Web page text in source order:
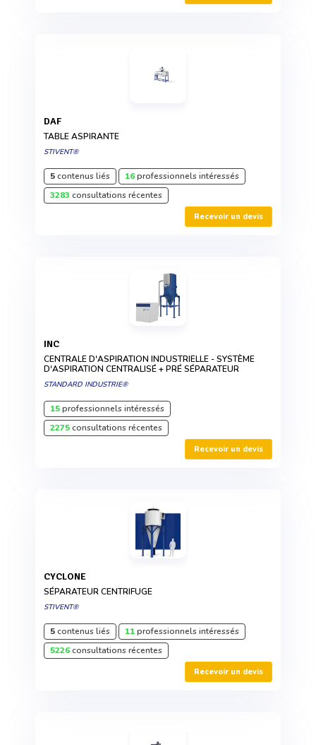
DAF
TABLE ASPIRANTE
STIVENT®
5contenus liés 16professionnels intéressés
3283 consultations récentes
Recevoir un devis
INC
CENTRALE D'ASPIRATION INDUSTRIELLE - SYSTÈME
D'ASPIRATION CENTRALISÉ + PRÉ SÉPARATEUR
STANDARD INDUSTRIE®
15professionnels intéressés
2275consultations récentes
Recevoir un devis
CYCLONE
SÉPARATEUR CENTRIFUGE
STIVENT®
5contenus liés 11professionnels intéressés
5226consultations récentes
Recevoir un devis